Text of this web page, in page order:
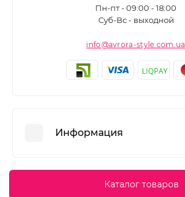
Пн-пт - 09:00 - 18:00
Суб-Вс - выходной
info@avrora-style.com.ua
Информация
Пользовательское соглашение
Каталог товаров